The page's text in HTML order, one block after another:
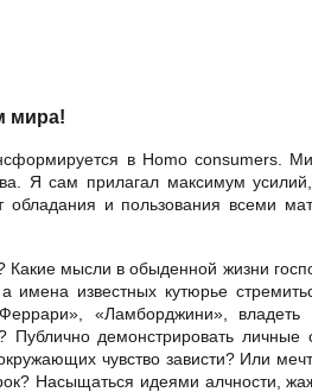
мира!
в Homo consumers.
Я сам прилагал максимум
обладания и пользования всеми
мысли в обыденной жизни
известных кутюрье
«Ламборджини», владеть
демонстрировать личные
чувство зависти? Или
Насыщаться идеями алчности,